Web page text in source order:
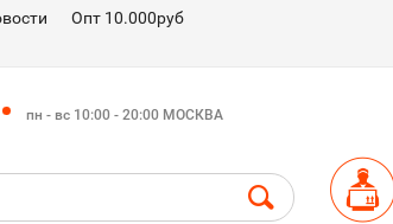
Опт 10.000руб
пн - вс 10:00 - 20:00 МОСКВА